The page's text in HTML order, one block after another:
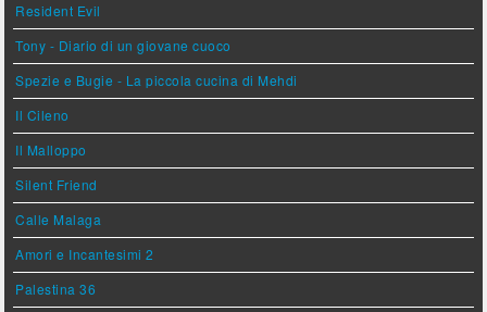
Resident Evil
Tony - Diario di un giovane cuoco
Spezie e Bugie - La piccola cucina di Mehdi
Il Cileno
Il Malloppo
Silent Friend
Calle Malaga
Amori e Incantesimi 2
Palestina 36